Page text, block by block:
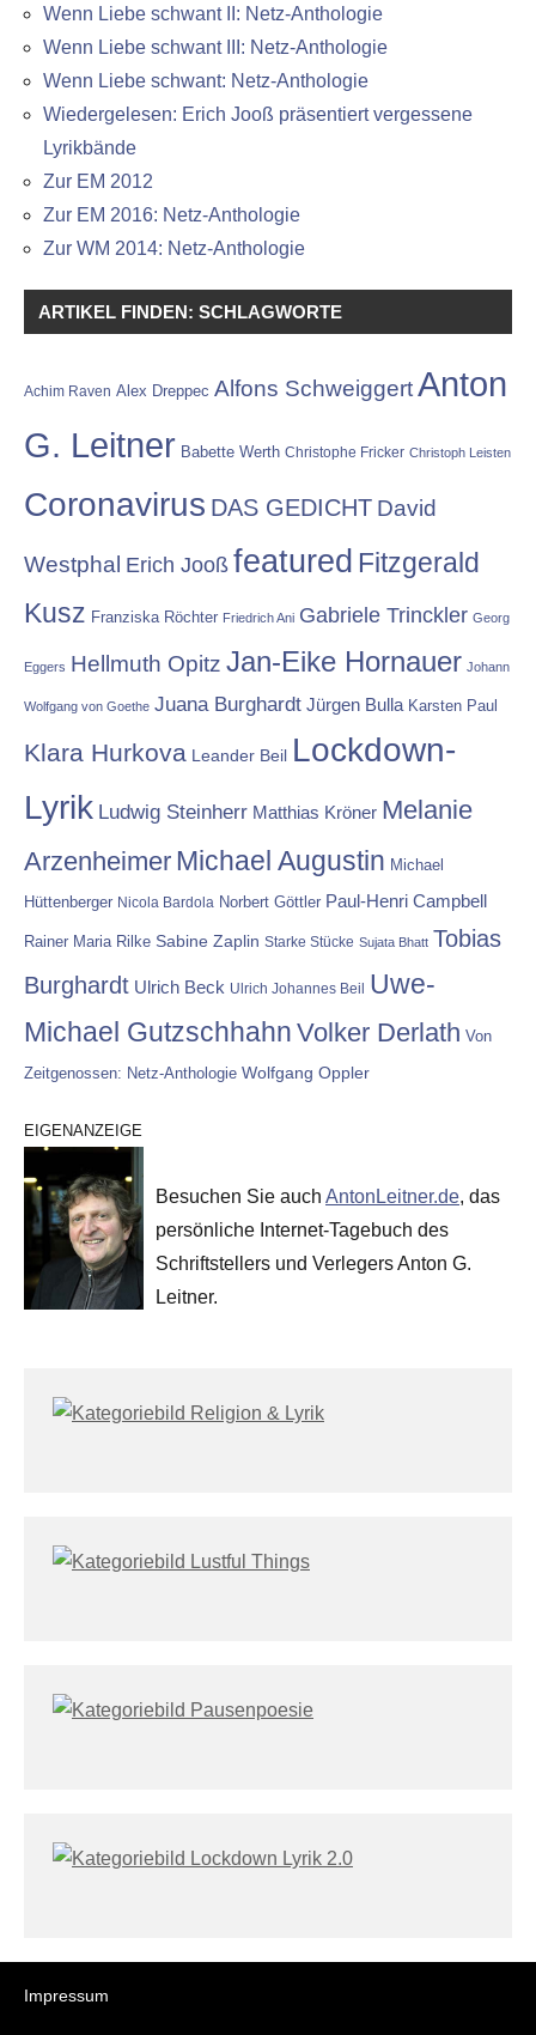
Wenn Liebe schwant II: Netz-Anthologie
Wenn Liebe schwant III: Netz-Anthologie
Wenn Liebe schwant: Netz-Anthologie
Wiedergelesen: Erich Jooß präsentiert vergessene
Lyrikbände
Zur EM 2012
Zur EM 2016: Netz-Anthologie
Zur WM 2014: Netz-Anthologie
ARTIKEL FINDEN: SCHLAGWORTE
Achim Raven Alex Dreppec Alfons SchweiggertAnton
G. Leitner Babette Werth Christophe Fricker Christoph Leisten
Coronavirus DAS GEDICHT David
Westphal Erich Jooß featured Fitzgerald
Kusz Franziska Röchter Friedrich Ani Gabriele Trinckler Georg
Eggers Hellmuth Opitz Jan-Eike Hornauer Johann
Wolfgang von Goethe Juana Burghardt Jürgen Bulla Karsten Paul
Klara Hurkova Leander Beil Lockdown-
Lyrik Ludwig Steinherr Matthias Kröner Melanie
Arzenheimer Michael Augustin Michael
Hüttenberger Nicola Bardola Norbert Göttler Paul-Henri Campbell
Rainer Maria Rilke Sabine Zaplin Starke Stücke Sujata Bhatt Tobias
Burghardt Ulrich Beck Ulrich Johannes Beil Uwe-
Michael Gutzschhahn Volker Derlath Von
Zeitgenossen: Netz-Anthologie Wolfgang Oppler
EIGENANZEIGE
Besuchen Sie auch AntonLeitner.de, das
persönliche Internet-Tagebuch des
Schriftstellers und Verlegers Anton G.
Leitner.
Impressum